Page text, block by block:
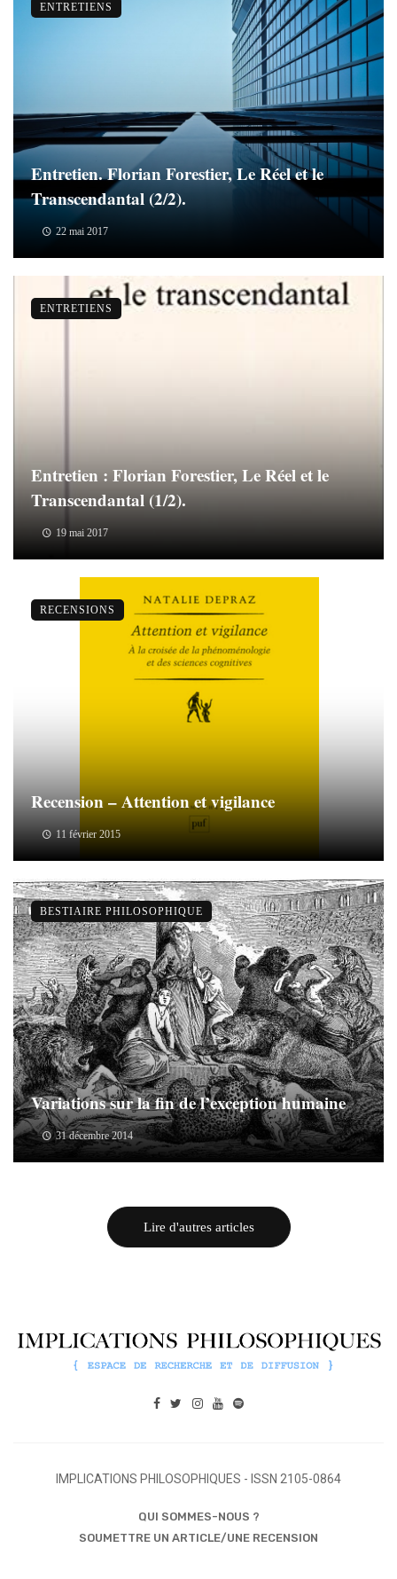
Entretien. Florian Forestier, Le Réel et le
Transcendantal (2/2).
22 mai 2017
ENTRETIENS
Entretien : Florian Forestier, Le Réel et le
Transcendantal (1/2).
19 mai 2017
ENTRETIENS
Recension – Attention et vigilance
11 février 2015
RECENSIONS
Variations sur la fin de l’exception humaine
31 décembre 2014
BESTIAIRE PHILOSOPHIQUE
Lire d'autres articles
IMPLICATIONS PHILOSOPHIQUES - ISSN 2105-0864
QUI SOMMES-NOUS ?
SOUMETTRE UN ARTICLE/UNE RECENSION